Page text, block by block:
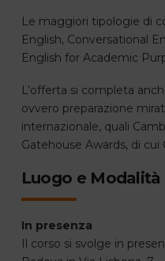
Le maggiori tipologie di
English, Conversational
English for Academic
L’offerta si completa
ovvero preparazione
internazionale, quali
Gatehouse Awards, di
Luogo e Modalità
In presenza
Il corso si svolge in